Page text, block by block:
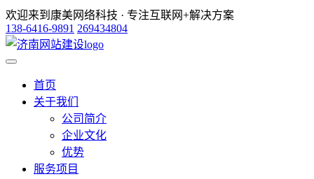
欢迎来到康美网络科技 · 专注互联网+解决方案
138-6416-9891 269434804
首页
关于我们
公司简介
企业文化
优势
服务项目